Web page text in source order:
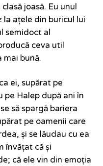
joasă. Eu unul
la ațele din buricul lui
semidoct al
ceva util
mai bună.
ei, supărat pe
pe Halep după ani în
să spargă bariera
pe oamenii care
și se lăudau cu ea
învățat că și
că ele vin din emoția